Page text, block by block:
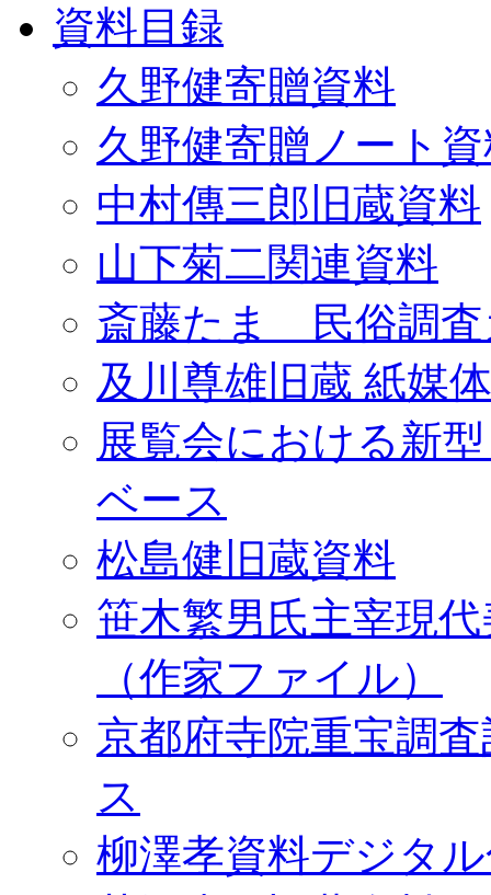
資料目録
久野健寄贈資料
久野健寄贈ノート
中村傳三郎旧蔵資料
山下菊二関連資料
斎藤たま 民俗調査
及川尊雄旧蔵 紙媒
展覧会における新
ベース
松島健旧蔵資料
笹木繁男氏主宰現
（作家ファイル）
京都府寺院重宝調
ス
柳澤孝資料デジタ